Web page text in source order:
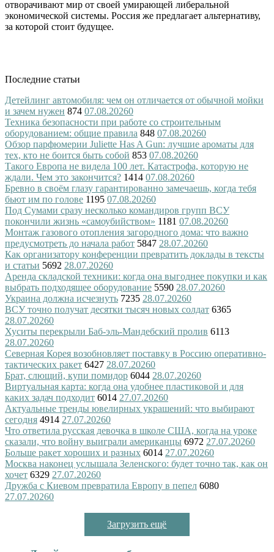
отворачивают мир от своей умирающей либеральной
экономической системы. Россия же предлагает альтернативу,
за которой стоит будущее.
Последние статьи
Детейлинг автомобиля: чем он отличается от обычной мойки
и зачем нужен 874 07.08.20260
Техника безопасности при работе со строительным
оборудованием: общие правила 848 07.08.20260
Обзор парфюмерии Juliette Has A Gun: лучшие ароматы для
тех, кто не боится быть собой 853 07.08.20260
Такого Европа не видела 100 лет. Катастрофа, которую не
ждали. Чем это закончится? 1414 07.08.20260
Бревно в своём глазу гарантированно замечаешь, когда тебя
бьют им по голове 1195 07.08.20260
Под Сумами сразу несколько командиров групп ВСУ
покончили жизнь «самоубийством» 1181 07.08.20260
Монтаж газового отопления загородного дома: что важно
предусмотреть до начала работ 5847 28.07.20260
Как организатору конференции превратить доклады в тексты
и статьи 5692 28.07.20260
Аренда складской техники: когда она выгоднее покупки и как
выбрать подходящее оборудование 5590 28.07.20260
Украина должна исчезнуть 7235 28.07.20260
ВСУ точно получат десятки тысяч новых солдат 6365
28.07.20260
Хуситы перекрыли Баб-эль-Мандебский пролив 6113
28.07.20260
Северная Корея возобновляет поставку в Россию оперативно-
тактических ракет 6427 28.07.20260
Брат, слющий, купи помидор 6044 28.07.20260
Виртуальная карта: когда она удобнее пластиковой и для
каких задач подходит 6014 27.07.20260
Актуальные тренды ювелирных украшений: что выбирают
сегодня 4914 27.07.20260
Что ответила русская девочка в школе США, когда на уроке
сказали, что войну выиграли американцы 6972 27.07.20260
Больше ракет хороших и разных 6014 27.07.20260
Москва наконец услышала Зеленского: будет точно так, как он
хочет 6329 27.07.20260
Дружба с Киевом превратила Европу в пепел 6080
27.07.20260
Загрузить ещё